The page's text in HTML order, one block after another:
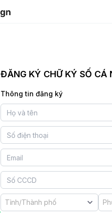
ĐĂNG KÝ CHỮ KÝ SỐ CÁ
Thông tin đăng ký
Tỉnh/Thành phố